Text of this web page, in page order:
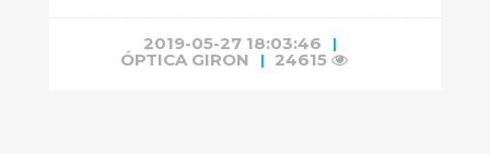
2019-05-27 18:03:46
ÓPTICA GIRON 24615